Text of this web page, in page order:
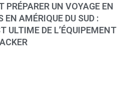
PRÉPARER UN VOYAGE EN
EN AMÉRIQUE DU SUD :
ULTIME DE L’ÉQUIPEMENT